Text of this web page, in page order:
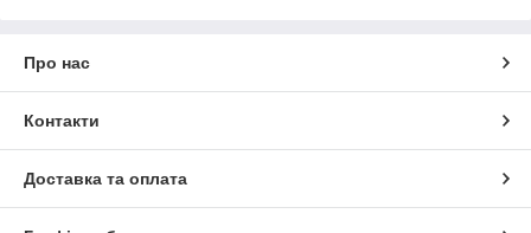
Про нас
Контакти
Доставка та оплата